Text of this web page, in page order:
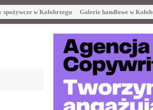
w Kołobrzegu Galerie handlowe w